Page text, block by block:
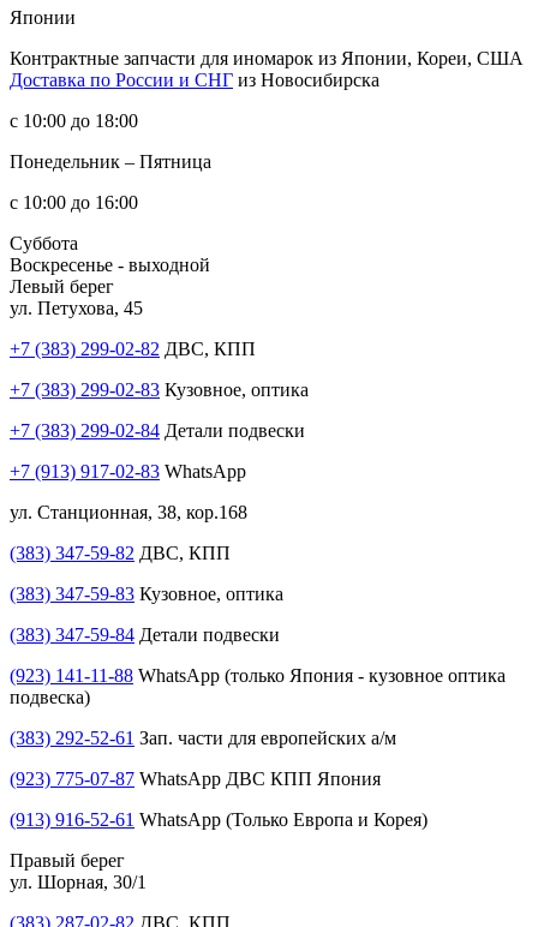
Японии
Контрактные запчасти для иномарок из Японии, Кореи, США
Доставка по России и СНГ из Новосибирска
с 10:00 до 18:00
Понедельник – Пятница
с 10:00 до 16:00
Суббота
Воскресенье - выходной
Левый берег
ул. Петухова, 45
+7 (383) 299-02-82 ДВС, КПП
+7 (383) 299-02-83 Кузовное, оптика
+7 (383) 299-02-84 Детали подвески
+7 (913) 917-02-83 WhatsApp
ул. Станционная, 38, кор.168
(383) 347-59-82 ДВС, КПП
(383) 347-59-83 Кузовное, оптика
(383) 347-59-84 Детали подвески
(923) 141-11-88 WhatsApp (только Япония - кузовное оптика
подвеска)
(383) 292-52-61 Зап. части для европейских а/м
(923) 775-07-87 WhatsApp ДВС КПП Япония
(913) 916-52-61 WhatsApp (Только Европа и Корея)
Правый берег
ул. Шорная, 30/1
(383) 287-02-82 ДВС, КПП